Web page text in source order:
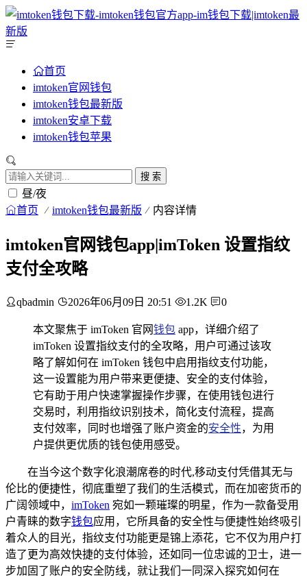
首页
imtoken官网钱包
imtoken钱包最新版
imtoken安卓下载
imtoken钱包苹果
搜 索
昼/夜
首页 imtoken钱包最新版 内容详情
imtoken官网钱包app|imToken 设置指纹
支付全攻略
qbadmin 2026年06月09日 20:51 1.2K 0
本文聚焦于 imToken 官网钱包 app，详细介绍了
imToken 设置指纹支付的全攻略，用户可通过该攻
略了解如何在 imToken 钱包中启用指纹支付功能，
这一设置能为用户带来更便捷、安全的支付体验，
它有助于用户快速掌握操作步骤，在使用钱包进行
交易时，利用指纹识别技术，简化支付流程，提高
支付效率，同时也增强了账户资金的安全性，为用
户提供更优质的钱包使用感受。
在当今这个数字化浪潮席卷的时代,移动支付凭借其无与
伦比的便捷性，彻底重塑了我们的生活模式，而在加密货币的
广阔领域中， imToken 宛如一颗璀璨的明星，作为一款备受用
户青睐的数字钱包应用，它所具备的安全性与便捷性始终吸引
着众人的目光，指纹支付功能更是锦上添花，它不仅为用户打
造了更为高效快捷的支付体验，还如同一位忠诚的卫士，进一
步加固了账户的安全防线，就让我们一同深入探究如何在